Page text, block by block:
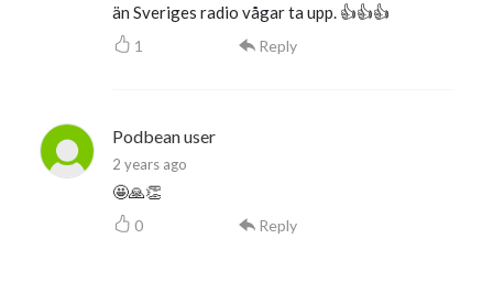
än Sveriges radio vågar ta upp. 👍👍👍
1 Reply
Podbean user
2 years ago
🤩🙏👏
0 Reply